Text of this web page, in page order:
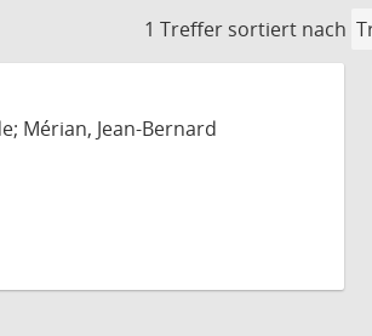
1 Treffer sortiert nach
Mérian, Jean-Bernard